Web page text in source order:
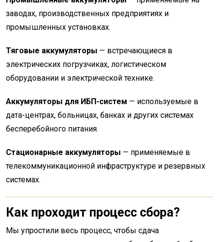
заводах, производственных предприятиях и
промышленных установках.
Тяговые аккумуляторы — встречающиеся в
электрических погрузчиках, логистическом
оборудовании и электрической технике.
Аккумуляторы для ИБП-систем — используемые в
дата-центрах, больницах, банках и других системах
бесперебойного питания.
Стационарные аккумуляторы — применяемые в
телекоммуникационной инфраструктуре и резервных
системах.
Как проходит процесс сбора?
Мы упростили весь процесс, чтобы сдача